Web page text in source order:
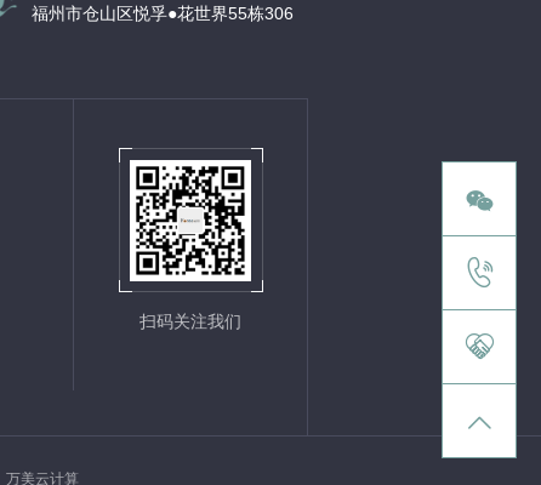
福州市仓山区悦孚●花世界55栋306
扫码关注我们
万美云计算



